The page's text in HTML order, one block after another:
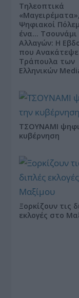
Τηλεοπτικά
«Μαγειρέματα»,
Ψηφιακοί
ένα… Τσουνάμι
Αλλαγών: Η
που
Τράπουλα των
Ελληνικών
ΤΣΟΥΝΑΜΙ
κυβέρνηση
Ξορκίζουν τις
εκλογές στο